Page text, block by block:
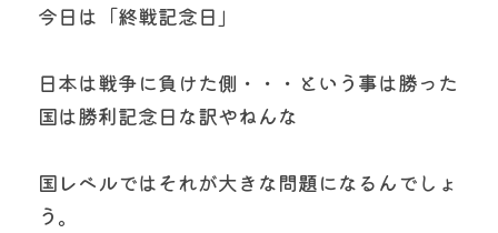
今日は「終戦記念日」
日本は戦争に負けた側・・・という事は勝った
国は勝利記念日な訳やねんな
国レベルではそれが大きな問題になるんでしょ
う。